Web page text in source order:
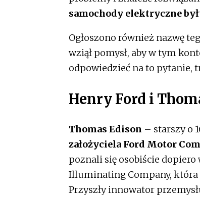
samochody elektryczne
Ogłoszono również nazwę
wziął pomysł, aby w tym
odpowiedzieć na to pytanie,
Henry Ford i
Thomas Edison – starszy o
założyciela Ford Motor
poznali się osobiście
Illuminating Company, która
Przyszły innowator